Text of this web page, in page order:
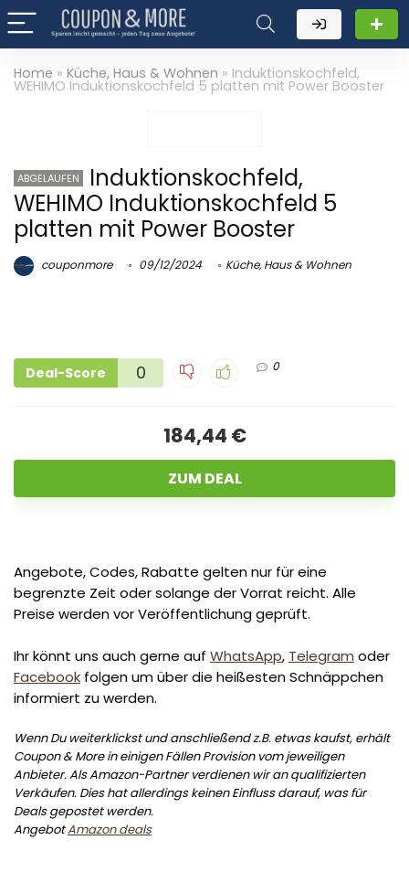
Home » Küche, Haus & Wohnen » Induktionskochfeld,
WEHIMO Induktionskochfeld 5 platten mit Power Booster
ABGELAUFEN
Induktionskochfeld,
WEHIMO Induktionskochfeld 5
platten mit Power Booster
couponmore 09/12/2024 Küche, Haus & Wohnen
Deal-Score 0 0
184,44 €
ZUM DEAL
Angebote, Codes, Rabatte gelten nur für eine
begrenzte Zeit oder solange der Vorrat reicht. Alle
Preise werden vor Veröffentlichung geprüft.
Ihr könnt uns auch gerne auf WhatsApp, Telegram oder
Facebook folgen um über die heißesten Schnäppchen
informiert zu werden.
Wenn Du weiterklickst und anschließend z.B. etwas kaufst, erhält
Coupon & More in einigen Fällen Provision vom jeweiligen
Anbieter. Als Amazon-Partner verdienen wir an qualifizierten
Verkäufen. Dies hat allerdings keinen Einfluss darauf, was für
Deals gepostet werden.
AngebotAmazon deals